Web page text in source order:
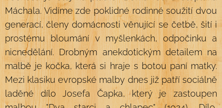
Máchala. Vidíme zde poklidné rodinné soužití dvou
generací, členy domácnosti věnující se četbě, šití i
prostému bloumání v myšlenkách, odpočinku a
nicnedělání. Drobným anekdotickým detailem na
malbě je kočka, která si hraje s botou paní matky.
Mezi klasiku evropské malby dnes již patří sociálně
laděné dílo Josefa Čapka, který je zastoupen